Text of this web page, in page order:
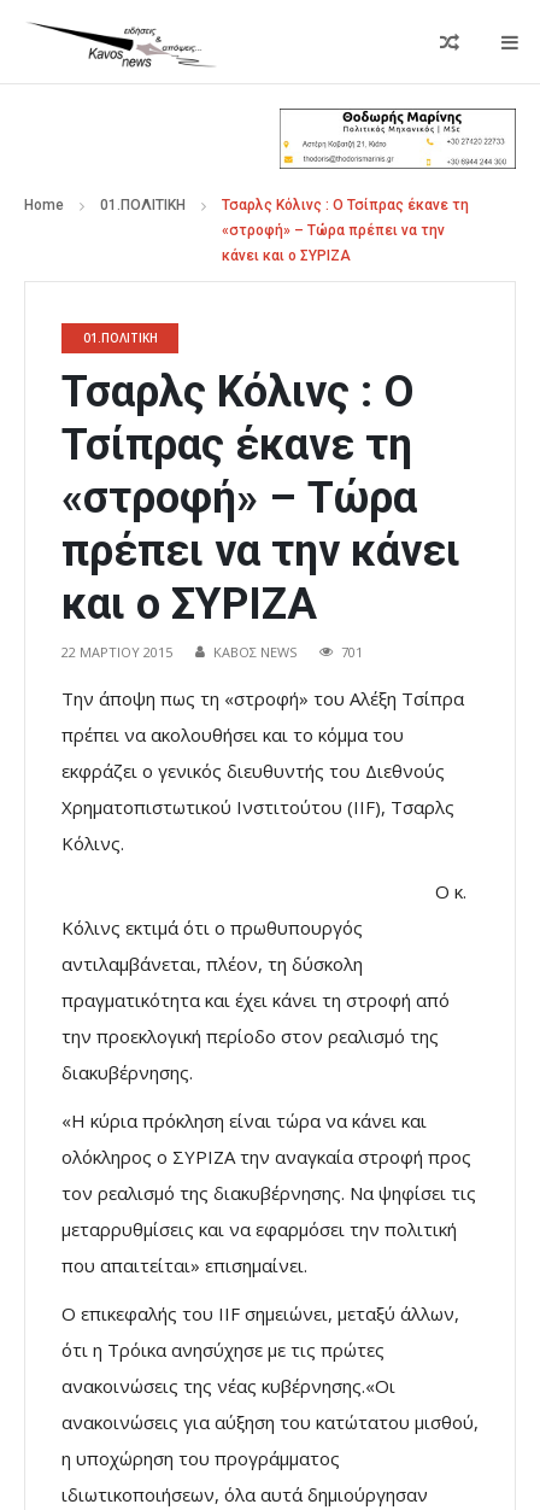
Home 01.ΠΟΛΙΤΙΚΗ
Τσαρλς Κόλινς : Ο Τσίπρας έκανε τη
«στροφή» – Τώρα πρέπει να την
κάνει και ο ΣΥΡΙΖΑ
01.ΠΟΛΙΤΙΚΗ
Τσαρλς Κόλινς : Ο
Τσίπρας έκανε τη
«στροφή» – Τώρα
πρέπει να την κάνει
και ο ΣΥΡΙΖΑ
22 ΜΑΡΤΊΟΥ 2015 ΚΑΒΟΣ NEWS 701
Την άποψη πως τη «στροφή» του Αλέξη Τσίπρα
πρέπει να ακολουθήσει και το κόμμα του
εκφράζει ο γενικός διευθυντής του Διεθνούς
Χρηματοπιστωτικού Ινστιτούτου (IIF), Τσαρλς
Κόλινς.
Ο κ.
Κόλινς εκτιμά ότι ο πρωθυπουργός
αντιλαμβάνεται, πλέον, τη δύσκολη
πραγματικότητα και έχει κάνει τη στροφή από
την προεκλογική περίοδο στον ρεαλισμό της
διακυβέρνησης.
«Η κύρια πρόκληση είναι τώρα να κάνει και
ολόκληρος ο ΣΥΡΙΖΑ την αναγκαία στροφή προς
τον ρεαλισμό της διακυβέρνησης. Να ψηφίσει τις
μεταρρυθμίσεις και να εφαρμόσει την πολιτική
που απαιτείται» επισημαίνει.
Ο επικεφαλής του IIF σημειώνει, μεταξύ άλλων,
ότι η Τρόικα ανησύχησε με τις πρώτες
ανακοινώσεις της νέας κυβέρνησης.«Οι
ανακοινώσεις για αύξηση του κατώτατου μισθού,
η υποχώρηση του προγράμματος
ιδιωτικοποιήσεων, όλα αυτά δημιούργησαν